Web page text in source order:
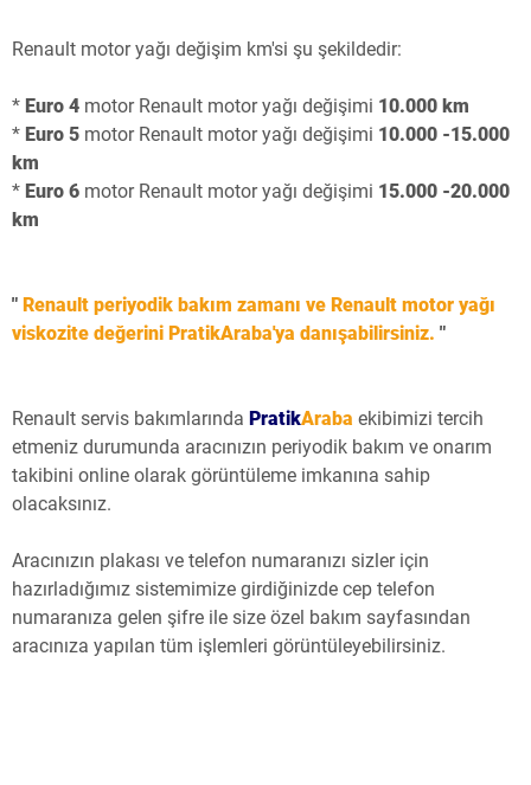
Renault motor yağı değişim km'si şu şekildedir:
* Euro 4 motor Renault motor yağı değişimi 10.000 km
* Euro 5 motor Renault motor yağı değişimi 10.000 -15.000
km
* Euro 6 motor Renault motor yağı değişimi 15.000 -20.000
km
" Renault periyodik bakım zamanı ve Renault motor yağı
viskozite değerini PratikAraba'ya danışabilirsiniz. "
Renault servis bakımlarında PratikAraba ekibimizi tercih
etmeniz durumunda aracınızın periyodik bakım ve onarım
takibini online olarak görüntüleme imkanına sahip
olacaksınız.
Aracınızın plakası ve telefon numaranızı sizler için
hazırladığımız sistemimize girdiğinizde cep telefon
numaranıza gelen şifre ile size özel bakım sayfasından
aracınıza yapılan tüm işlemleri görüntüleyebilirsiniz.